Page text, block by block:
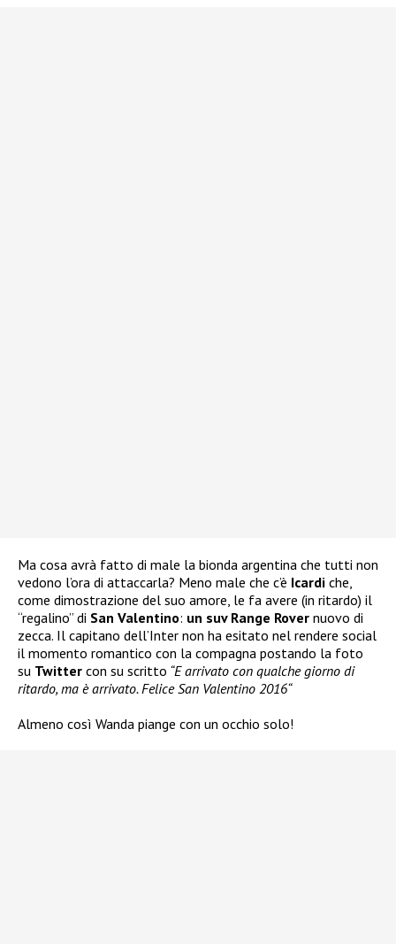
Ma cosa avrà fatto di male la bionda argentina che tutti non
vedono l’ora di attaccarla? Meno male che c’è Icardi che,
come dimostrazione del suo amore, le fa avere (in ritardo) il
“regalino” di San Valentino: un suv Range Rover nuovo di
zecca. Il capitano dell’Inter non ha esitato nel rendere social
il momento romantico con la compagna postando la foto
su Twitter con su scritto “E arrivato con qualche giorno di
ritardo, ma è arrivato. Felice San Valentino 2016“
Almeno così Wanda piange con un occhio solo!